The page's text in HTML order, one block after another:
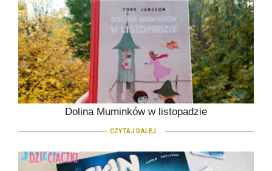
Dolina Muminków w listopadzie
CZYTAJ DALEJ